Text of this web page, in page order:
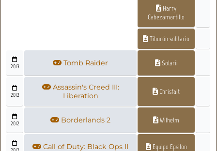
Harry
Cabezamartillo
Tiburón solitario
2013 Tomb Raider Solarii
2012
Assassin's Creed III:
Liberation
Chrisfait
2012 Borderlands 2 Wilhelm
Call of Duty: Black Ops II Equipo Epsilon